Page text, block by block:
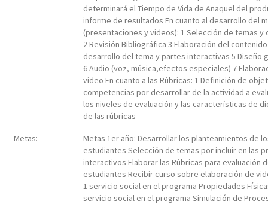
determinará el Tiempo de Vida de Anaquel del
informe de resultados En cuanto al desarrollo del
(presentaciones y videos): 1 Selección de temas
2 Revisión Bibliográfica 3 Elaboración del
desarrollo del tema y partes interactivas 5 Diseño
6 Audio (voz, música,efectos especiales) 7
video En cuanto a las Rúbricas: 1 Definición de
competencias por desarrollar de la actividad a
los niveles de evaluación y las características de
de las rúbricas
Metas:
Metas 1er año: Desarrollar los planteamientos de
estudiantes Selección de temas por incluir en las
interactivos Elaborar las Rúbricas para evaluación
estudiantes Recibir curso sobre elaboración de
1 servicio social en el programa Propiedades
servicio social en el programa Simulación de